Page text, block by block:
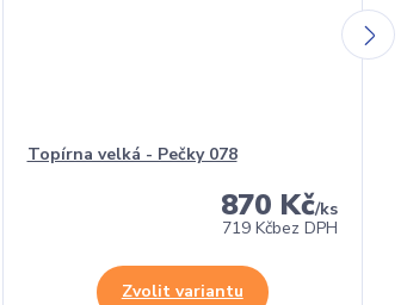
Topírna velká - Pečky 078
870 Kč/ks
719 Kčbez DPH
Zvolit variantu